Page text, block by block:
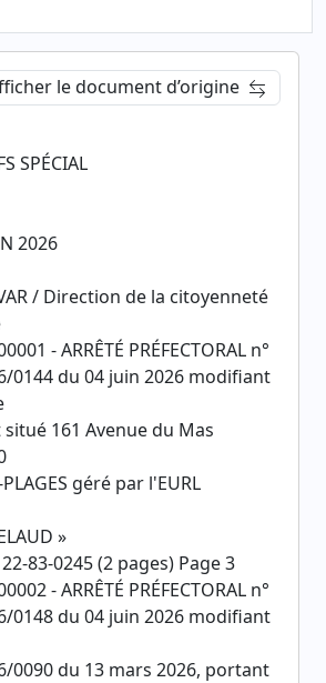
le document d’origine
SPÉCIAL
2026
/ Direction de la citoyenneté
- ARRÊTÉ PRÉFECTORAL n°
0144 du 04 juin 2026 modifiant
161 Avenue du Mas
PLAGES géré par l'EURL
»
83-0245 (2 pages) Page 3
- ARRÊTÉ PRÉFECTORAL n°
0148 du 04 juin 2026 modifiant
0090 du 13 mars 2026, portant